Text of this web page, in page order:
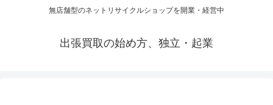
無店舗型のネットリサイクルショップを開業・経営中
出張買取の始め方、独立・起業